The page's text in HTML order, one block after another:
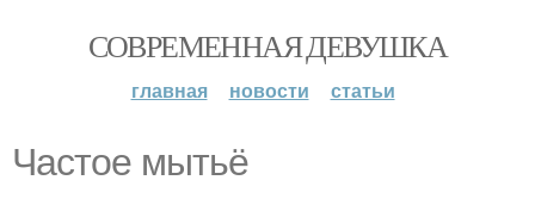
СОВРЕМЕННАЯ ДЕВУШКА
главная новости статьи
Частое мытьё